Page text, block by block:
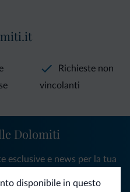
disponibile in questo
Richieste non
vincolanti
Dolomiti
esclusive e news per la tua